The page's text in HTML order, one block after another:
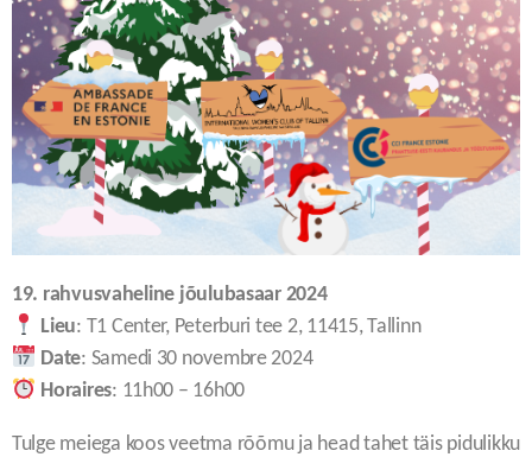
19. rahvusvaheline jõulubasaar 2024
Lieu: T1 Center, Peterburi tee 2, 11415, Tallinn
Date: Samedi 30 novembre 2024
Horaires: 11h00 – 16h00
Tulge meiega koos veetma rõõmu ja head tahet täis pidulikku